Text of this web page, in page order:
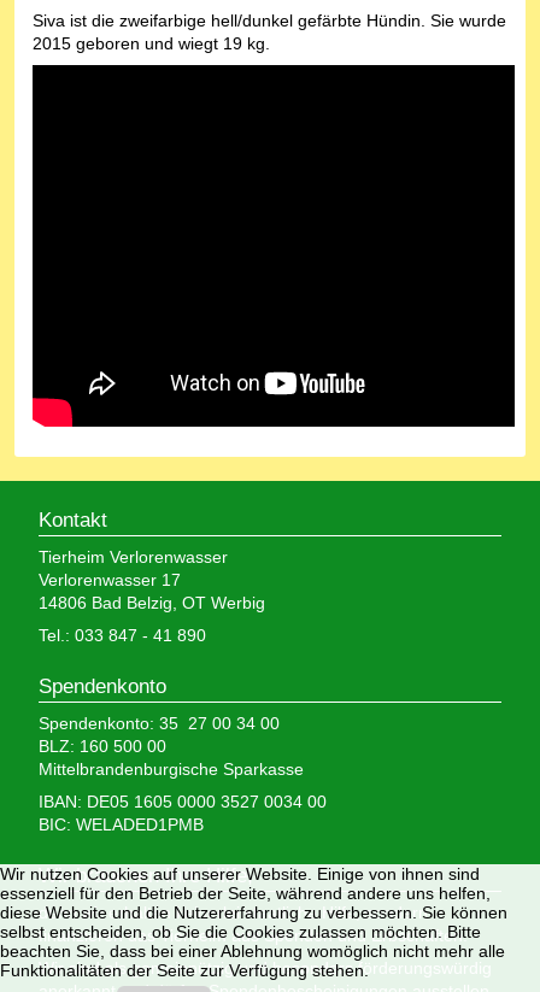
Siva ist die zweifarbige hell/dunkel gefärbte Hündin. Sie wurde
2015 geboren und wiegt 19 kg.
Kontakt
Tierheim Verlorenwasser
Verlorenwasser 17
14806 Bad Belzig, OT Werbig
Tel.: 033 847 - 41 890
Spendenkonto
Spendenkonto: 35 27 00 34 00
BLZ: 160 500 00
Mittelbrandenburgische Sparkasse
IBAN: DE05 1605 0000 3527 0034 00
BIC: WELADED1PMB
Wir brauchen Ihre Hilfe,
denn wir erhalten keinerlei staatliche Hilfe, sondern
finanzieren das Tierheim aus Spenden und Erbschaften.
Wir sind als gemeinnützig und besonders förderungswürdig
Wir nutzen Cookies auf unserer Website. Einige von ihnen sind
essenziell für den Betrieb der Seite, während andere uns helfen,
diese Website und die Nutzererfahrung zu verbessern. Sie können
selbst entscheiden, ob Sie die Cookies zulassen möchten. Bitte
beachten Sie, dass bei einer Ablehnung womöglich nicht mehr alle
Funktionalitäten der Seite zur Verfügung stehen.